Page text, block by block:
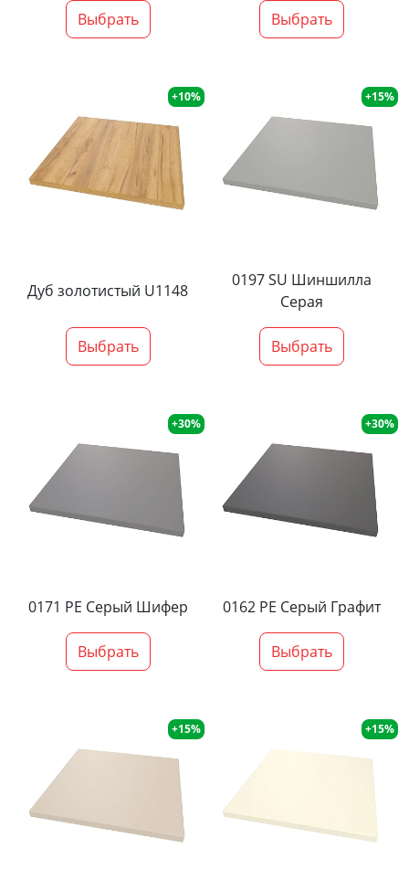
Выбрать Выбрать
+10%
Дуб золотистый U1148
Выбрать
+15%
0197 SU Шиншилла
Серая
Выбрать
+30%
0171 PE Серый Шифер
Выбрать
+30%
0162 PE Серый Графит
Выбрать
+15% +15%